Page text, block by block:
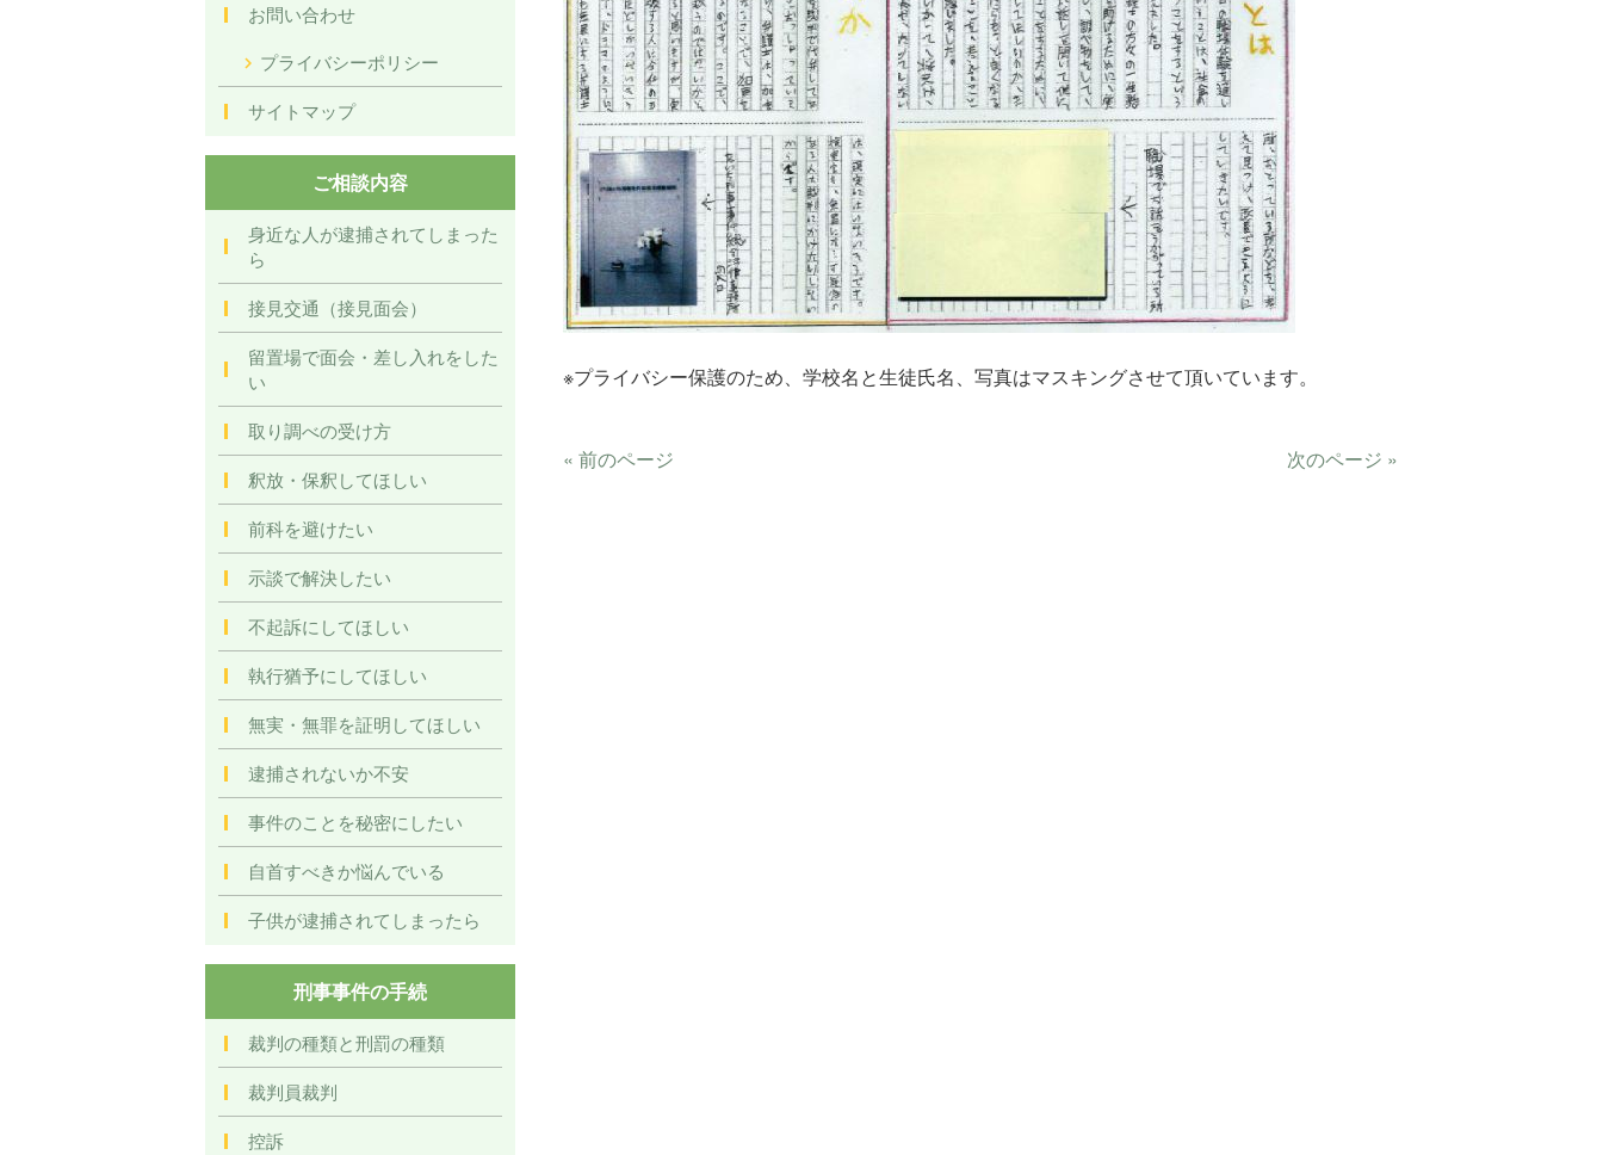
※プライバシー保護のため、学校名と生徒氏名、写真はマスキングさせて頂いています。
« 前のページ 次のページ »
お問い合わせ
プライバシーポリシー
サイトマップ
ご相談内容
身近な人が逮捕されてしまった
ら
接見交通（接見面会）
留置場で面会・差し入れをした
い
取り調べの受け方
釈放・保釈してほしい
前科を避けたい
示談で解決したい
不起訴にしてほしい
執行猶予にしてほしい
無実・無罪を証明してほしい
逮捕されないか不安
事件のことを秘密にしたい
自首すべきか悩んでいる
子供が逮捕されてしまったら
刑事事件の手続
裁判の種類と刑罰の種類
裁判員裁判
控訴